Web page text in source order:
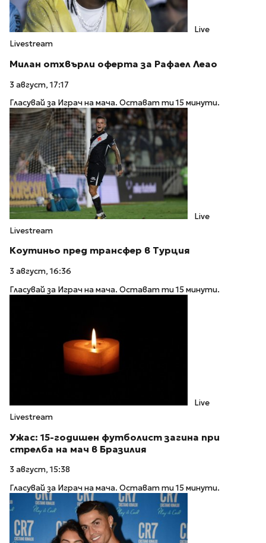
Live
Livestream
Милан отхвърли оферта за Рафаел Леао
3 август, 17:17
Гласувай за Играч на мача. Остават ти 15 минути.
Live
Livestream
Коутиньо пред трансфер в Турция
3 август, 16:36
Гласувай за Играч на мача. Остават ти 15 минути.
Live
Livestream
Ужас: 15-годишен футболист загина при
стрелба на мач в Бразилия
3 август, 15:38
Гласувай за Играч на мача. Остават ти 15 минути.